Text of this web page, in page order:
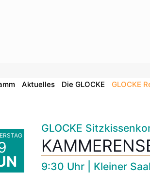
Aktuelles Die GLOCKE GLOCKE
GLOCKE
9:30 Uhr | Kleiner Saal